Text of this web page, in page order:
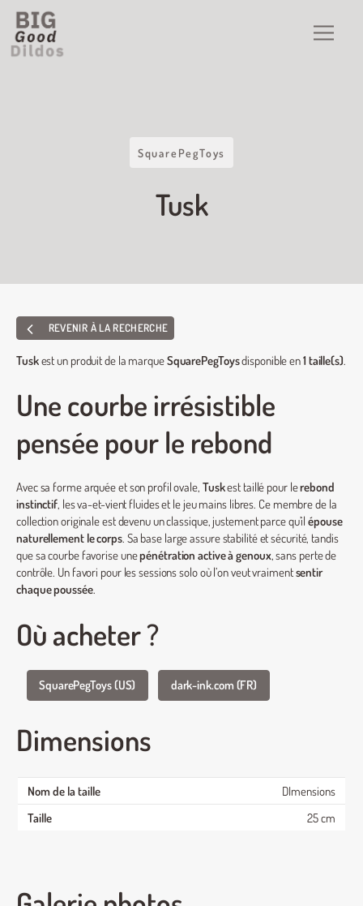
SquarePegToys
Tusk
REVENIR À LA RECHERCHE
Tuskest un produit de la marqueSquarePegToysdisponible en1 taille(s).
Une courbe irrésistible
pensée pour le rebond
Avec sa forme arquée et son profil ovale, Tuskest taillé pour lerebond
instinctif, les va-et-vient fluides et le jeu mains libres. Ce membre de la
collection originale est devenu un classique, justement parce qu’ilépouse
naturellement le corps. Sa base large assure stabilité et sécurité, tandis
que sa courbe favorise unepénétration active à genoux, sans perte de
contrôle. Un favori pour les sessions solo où l’on veut vraimentsentir
chaque poussée.
Où acheter ?
SquarePegToys (US) dark-ink.com (FR)
Dimensions
DImensions
25 cm